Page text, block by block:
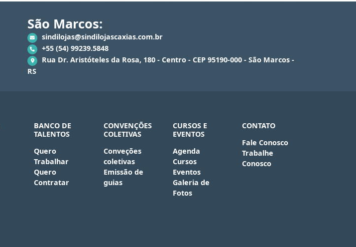
São Marcos:
sindilojas@sindilojascaxias.com.br
+55 (54) 99239.5848
Rua Dr. Aristóteles da Rosa, 180 - Centro - CEP 95190-000 - São Marcos -
RS
BANCO DE
TALENTOS
Quero
Trabalhar
Quero
Contratar
CONVENÇÕES
COLETIVAS
Conveções
coletivas
Emissão de
guias
CURSOS E
EVENTOS
Agenda
Cursos
Eventos
Galeria de
Fotos
CONTATO
Fale Conosco
Trabalhe
Conosco